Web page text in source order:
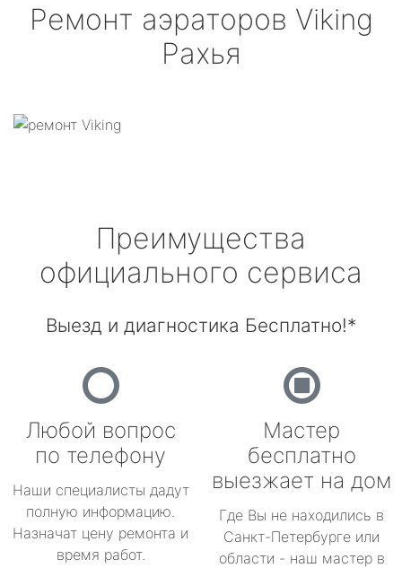
Ремонт аэраторов Viking
Рахья
Преимущества
официального сервиса
Выезд и диагностика Бесплатно!*
Любой вопрос
по телефону
Наши специалисты дадут
полную информацию.
Назначат цену ремонта и
время работ.
Мастер
бесплатно
выезжает на дом
Где Вы не находились в
Санкт-Петербурге или
области - наш мастер в